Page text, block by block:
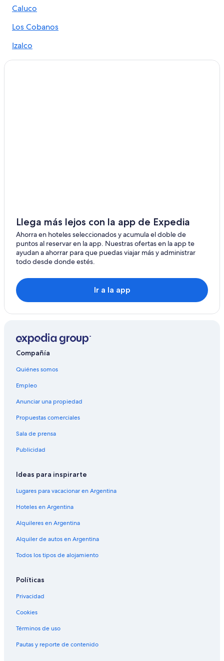
Caluco
Los Cobanos
Izalco
Punta Remedios
Llega más lejos con la app de Expedia
Ahorra en hoteles seleccionados y acumula el doble de
puntos al reservar en la app. Nuestras ofertas en la app te
ayudan a ahorrar para que puedas viajar más y administrar
todo desde donde estés.
Ir a la app
Compañía
Quiénes somos
Empleo
Anunciar una propiedad
Propuestas comerciales
Sala de prensa
Publicidad
Ideas para inspirarte
Lugares para vacacionar en Argentina
Hoteles en Argentina
Alquileres en Argentina
Alquiler de autos en Argentina
Todos los tipos de alojamiento
Políticas
Privacidad
Cookies
Términos de uso
Pautas y reporte de contenido